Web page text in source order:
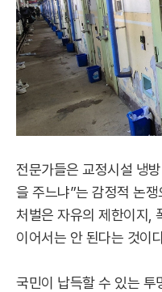
전문가들은 교정시설 냉
을 주느냐”는 감정적 논
처벌은 자유의 제한이지,
이어서는 안 된다는 것이
국민이 납득할 수 있는 투